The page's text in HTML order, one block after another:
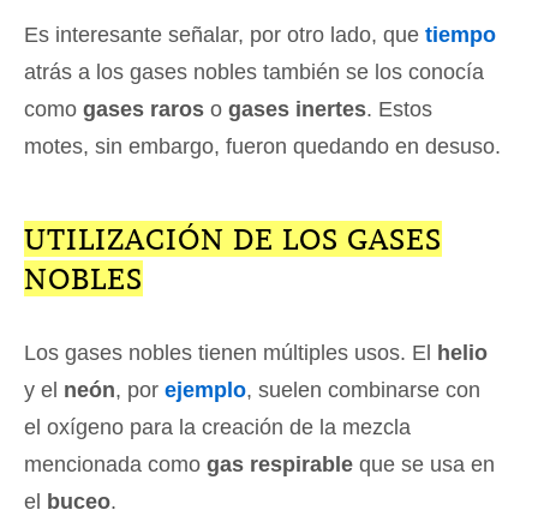
Es interesante señalar, por otro lado, que tiempo
atrás a los gases nobles también se los conocía
como gases raros o gases inertes. Estos
motes, sin embargo, fueron quedando en desuso.
UTILIZACIÓN DE LOS GASES
NOBLES
Los gases nobles tienen múltiples usos. El helio
y el neón, por ejemplo, suelen combinarse con
el oxígeno para la creación de la mezcla
mencionada como gas respirable que se usa en
el buceo.